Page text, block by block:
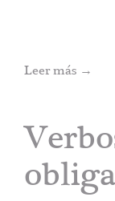
Leer más →